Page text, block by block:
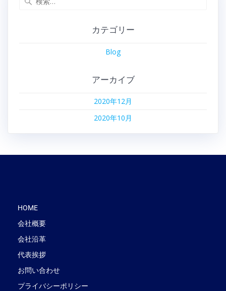
カテゴリー
Blog
アーカイブ
2020年12月
2020年10月
HOME
会社概要
会社沿革
代表挨拶
お問い合わせ
プライバシーポリシー